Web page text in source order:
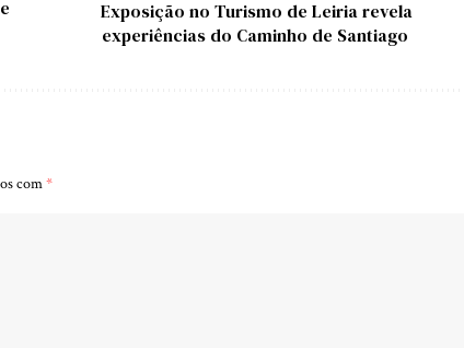
Exposição no Turismo de Leiria revela
experiências do Caminho de Santiago
com*